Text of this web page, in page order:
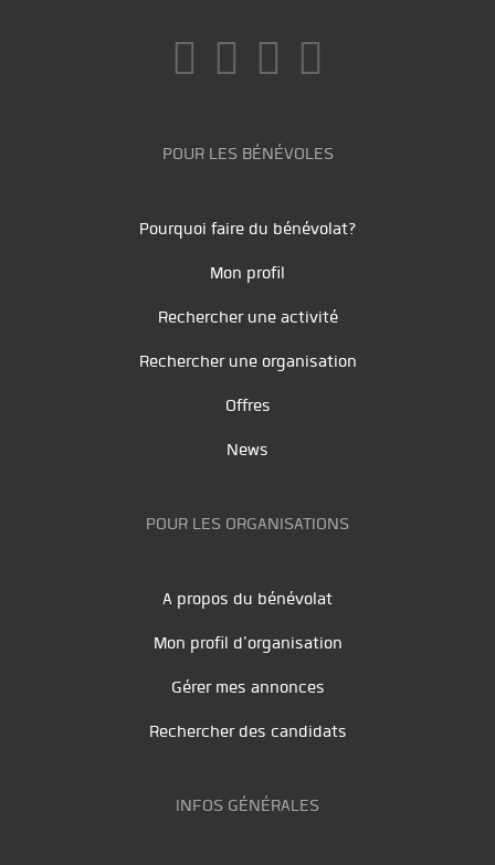
POUR LES BÉNÉVOLES
Pourquoi faire du bénévolat?
Mon profil
Rechercher une activité
Rechercher une organisation
Offres
News
POUR LES ORGANISATIONS
A propos du bénévolat
Mon profil d'organisation
Gérer mes annonces
Rechercher des candidats
INFOS GÉNÉRALES